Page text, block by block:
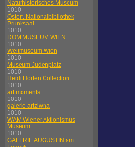
Naturhistorisches Museum
1010
Österr. Nationalbibliothek
Prunksaal
1010
DOM MUSEUM WIEN
1010
Weltmuseum Wien
1010
Museum Judenplatz
1010
Heidi Horten Collection
1010
art moments
1010
galerie artziwna
1010
WAM Wiener Aktionismus
Museum
1010
GALERIE AUGUSTIN am